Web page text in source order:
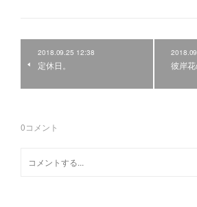
2018.09.25 12:38
定休日。 彼岸花
0コメント